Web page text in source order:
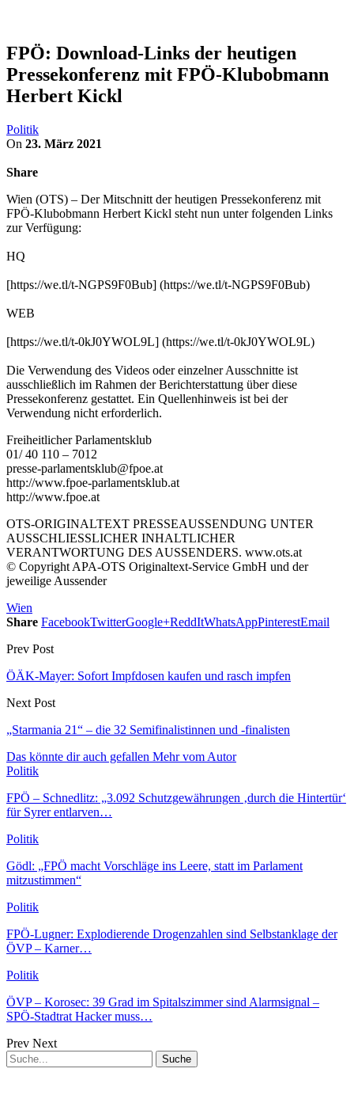
FPÖ: Download-Links der heutigen
Pressekonferenz mit FPÖ-Klubobmann
Herbert Kickl
Politik
On 23. März 2021
Share
Wien (OTS) – Der Mitschnitt der heutigen Pressekonferenz mit
FPÖ-Klubobmann Herbert Kickl steht nun unter folgenden Links
zur Verfügung:
HQ
[https://we.tl/t-NGPS9F0Bub] (https://we.tl/t-NGPS9F0Bub)
WEB
[https://we.tl/t-0kJ0YWOL9L] (https://we.tl/t-0kJ0YWOL9L)
Die Verwendung des Videos oder einzelner Ausschnitte ist
ausschließlich im Rahmen der Berichterstattung über diese
Pressekonferenz gestattet. Ein Quellenhinweis ist bei der
Verwendung nicht erforderlich.
Freiheitlicher Parlamentsklub
01/ 40 110 – 7012
presse-parlamentsklub@fpoe.at
http://www.fpoe-parlamentsklub.at
http://www.fpoe.at
OTS-ORIGINALTEXT PRESSEAUSSENDUNG UNTER
AUSSCHLIESSLICHER INHALTLICHER
VERANTWORTUNG DES AUSSENDERS. www.ots.at
© Copyright APA-OTS Originaltext-Service GmbH und der
jeweilige Aussender
Wien
Share FacebookTwitterGoogle+ReddItWhatsAppPinterestEmail
Prev Post
ÖÄK-Mayer: Sofort Impfdosen kaufen und rasch impfen
Next Post
„Starmania 21“ – die 32 Semifinalistinnen und -finalisten
Das könnte dir auch gefallen Mehr vom Autor
Politik
FPÖ – Schnedlitz: „3.092 Schutzgewährungen ‚durch die Hintertür‘
für Syrer entlarven…
Politik
Gödl: „FPÖ macht Vorschläge ins Leere, statt im Parlament
mitzustimmen“
Politik
FPÖ-Lugner: Explodierende Drogenzahlen sind Selbstanklage der
ÖVP – Karner…
Politik
ÖVP – Korosec: 39 Grad im Spitalszimmer sind Alarmsignal –
SPÖ-Stadtrat Hacker muss…
Prev Next